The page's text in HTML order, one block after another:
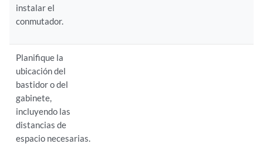
instalar el
conmutador.
Planifique la
ubicación del
bastidor o del
gabinete,
incluyendo las
distancias de
espacio necesarias.